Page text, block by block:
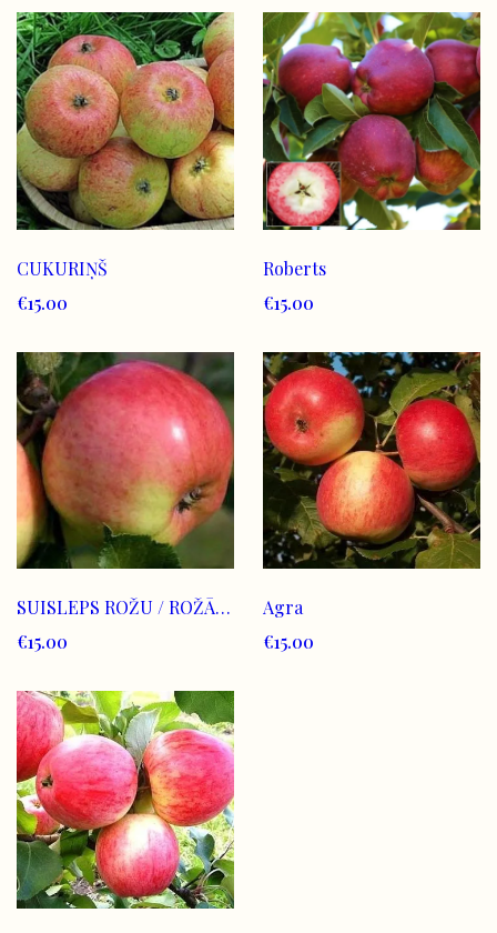
CUKURIŅŠ
€15.00
Roberts
€15.00
SUISLEPS ROŽU / ROŽĀBOLS
€15.00
Agra
€15.00